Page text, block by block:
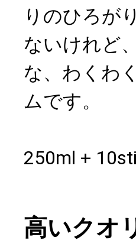
りのひろが
ないけれど
な、わくわ
ムです。
250ml +
高いクオ